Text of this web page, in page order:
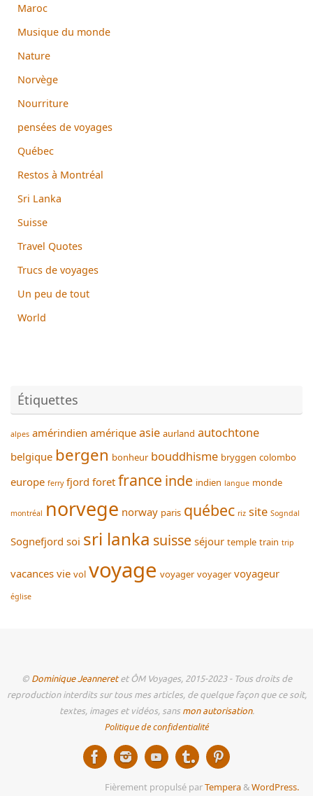
Maroc
Musique du monde
Nature
Norvège
Nourriture
pensées de voyages
Québec
Restos à Montréal
Sri Lanka
Suisse
Travel Quotes
Trucs de voyages
Un peu de tout
World
Étiquettes
alpes amérindien amérique asie aurland autochtone
belgique bergen bonheur bouddhisme bryggen colombo
europe ferry fjord foret france inde indien langue monde
montréal norvege norway paris québec riz site Sogndal
Sognefjord soi sri lanka suisse séjour temple train trip
vacances vie vol voyage voyager voyager voyageur
église
© Dominique Jeanneretet ÔM Voyages, 2015-2023 - Tous droits de
reproduction interdits sur tous mes articles, de quelque façon que ce soit,
textes, images et vidéos, sans mon autorisation.
Politique de confidentialité
Fièrement propulsé parTempera &WordPress.